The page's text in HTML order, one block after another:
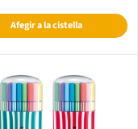
Afegir a la cistella